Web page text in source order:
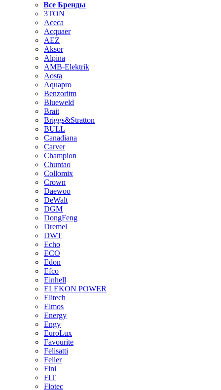
Все Бренды
3TON
Aceca
Acquaer
AEZ
Aksor
Alpina
AMB-Elektrik
Aosta
Aquapro
Benzoritm
Blueweld
Brait
Briggs&Stratton
BULL
Canadiana
Carver
Champion
Chuntao
Collomix
Crown
Daewoo
DeWalt
DGM
DongFeng
Dremel
DWT
Echo
ECO
Edon
Efco
Einhell
ELEKON POWER
Elitech
Elmos
Energy
Engy
EuroLux
Favourite
Felisatti
Feller
Fini
FIT
Flotec